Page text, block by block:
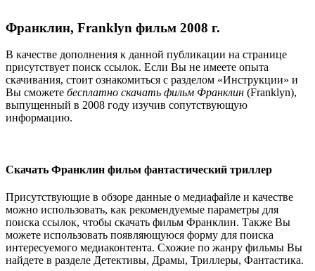
Франклин, Franklyn фильм 2008 г.
В качестве дополнения к данной публикации на странице
присутствует поиск ссылок. Если Вы не имеете опыта
скачивания, стоит ознакомиться с разделом «Инструкции» и
Вы сможете бесплатно скачать фильм Франклин (Franklyn),
выпущенный в 2008 году изучив сопутствующую
информацию.
Скачать Франклин фильм фантастический триллер
Присутствующие в обзоре данные о медиафайле и качестве
можно использовать, как рекомендуемые параметры для
поиска ссылок, чтобы скачать фильм Франклин. Также Вы
можете использовать появляющуюся форму для поиска
интересуемого медиаконтента. Схожие по жанру фильмы Вы
найдете в разделе Детективы, Драмы, Триллеры, Фантастика.